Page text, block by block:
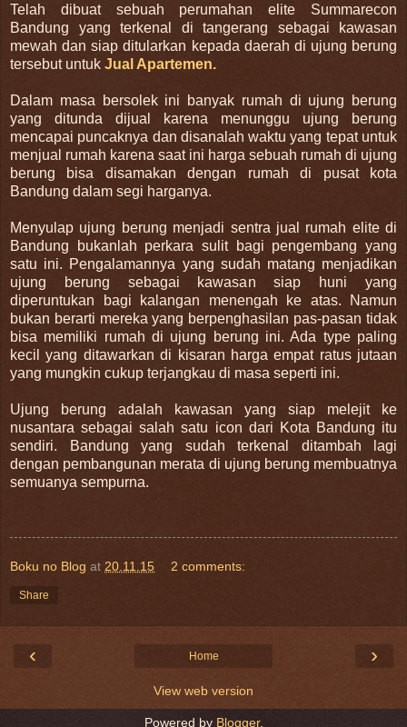
Telah dibuat sebuah perumahan elite Summarecon
Bandung yang terkenal di tangerang sebagai kawasan
mewah dan siap ditularkan kepada daerah di ujung berung
tersebut untuk Jual Apartemen.
Dalam masa bersolek ini banyak rumah di ujung berung
yang ditunda dijual karena menunggu ujung berung
mencapai puncaknya dan disanalah waktu yang tepat untuk
menjual rumah karena saat ini harga sebuah rumah di ujung
berung bisa disamakan dengan rumah di pusat kota
Bandung dalam segi harganya.
Menyulap ujung berung menjadi sentra jual rumah elite di
Bandung bukanlah perkara sulit bagi pengembang yang
satu ini. Pengalamannya yang sudah matang menjadikan
ujung berung sebagai kawasan siap huni yang
diperuntukan bagi kalangan menengah ke atas. Namun
bukan berarti mereka yang berpenghasilan pas-pasan tidak
bisa memiliki rumah di ujung berung ini. Ada type paling
kecil yang ditawarkan di kisaran harga empat ratus jutaan
yang mungkin cukup terjangkau di masa seperti ini.
Ujung berung adalah kawasan yang siap melejit ke
nusantara sebagai salah satu icon dari Kota Bandung itu
sendiri. Bandung yang sudah terkenal ditambah lagi
dengan pembangunan merata di ujung berung membuatnya
semuanya sempurna.
Boku no Blog at 20.11.15 2 comments:
Share
‹ ›
Home
View web version
Powered by Blogger.